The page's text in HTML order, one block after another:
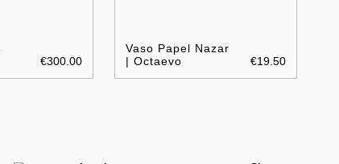
€300.00
Vaso Papel Nazar
| Octaevo
€19.50